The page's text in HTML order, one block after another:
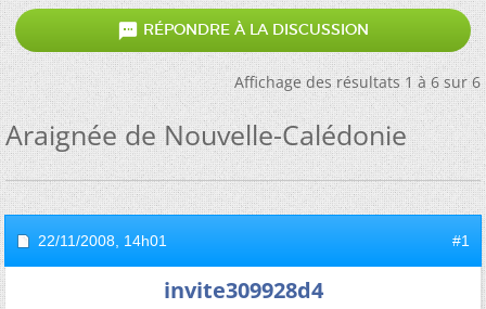
 RÉPONDRE À LA DISCUSSION
Affichage des résultats 1 à 6 sur 6
Araignée de Nouvelle-Calédonie
22/11/2008, 14h01 #1
invite309928d4